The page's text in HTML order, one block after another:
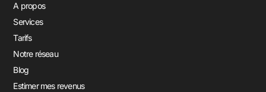
A propos
Services
Tarifs
Notre réseau
Blog
Estimer mes revenus